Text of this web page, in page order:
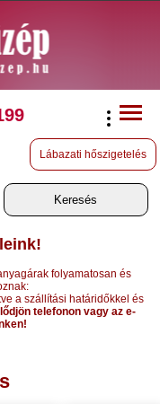
Lábazati hőszigetelés
folyamatosan és
a szállítási határidőkkel és
telefonon vagy az e-